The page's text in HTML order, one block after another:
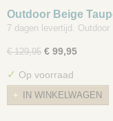
Outdoor Beige
7 dagen levertijd.
€ 129,95 € 99,95
✓ Op voorraad
IN WINKELWAGEN